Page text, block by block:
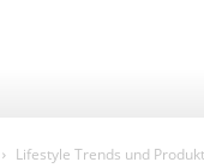
Lifestyle Trends und